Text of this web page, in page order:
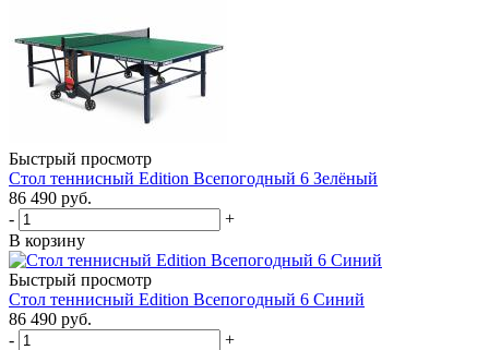
Быстрый просмотр
Стол теннисный Edition Всепогодный 6 Зелёный
86 490 руб.
-
+
В корзину
Быстрый просмотр
Стол теннисный Edition Всепогодный 6 Синий
86 490 руб.
-
+